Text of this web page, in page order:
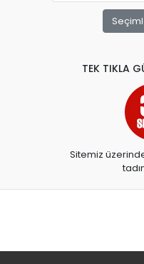
APRİL
ARKADAŞ
ARTDECO
ARTDECO 140
ARTEMİS
BAYINDIR
TEK TIKLA
Sitemiz